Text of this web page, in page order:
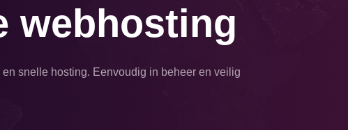
webhosting
snelle hosting. Eenvoudig in beheer en veilig